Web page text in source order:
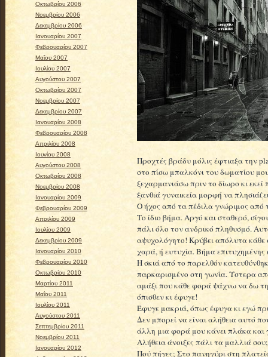
Οκτωβρίου 2006
Νοεμβρίου 2006
Δεκεμβρίου 2006
Ιανουαρίου 2007
Φεβρουαρίου 2007
Μαΐου 2007
Ιουλίου 2007
Αυγούστου 2007
Οκτωβρίου 2007
Νοεμβρίου 2007
Δεκεμβρίου 2007
Ιανουαρίου 2008
Φεβρουαρίου 2008
Απριλίου 2008
Ιουνίου 2008
Αυγούστου 2008
Οκτωβρίου 2008
Νοεμβρίου 2008
Ιανουαρίου 2009
Φεβρουαρίου 2009
Απριλίου 2009
Ιουλίου 2009
Δεκεμβρίου 2009
Ιανουαρίου 2010
Φεβρουαρίου 2010
Οκτωβρίου 2010
Μαρτίου 2011
Μαΐου 2011
Ιουλίου 2011
Αυγούστου 2011
Σεπτεμβρίου 2011
Νοεμβρίου 2011
Ιανουαρίου 2012
Προχτές βράδυ μόλις έφτιαξα την
στο πίσω μπαλκόνι του δωματίου
ξεχαρμανιάσω πριν το δίωρο κι εκεί
ξανθιά γυναικεία μορφή να
Ο ήχος από τα πέδιλα γνώριμος από
Το ίδιο βήμα. Αργό και σταθερό,
πάλι όλο τον ανδρικό πληθυσμό.
αψυχολόγητο! Κρύβει απόλυτα κάθε
χαρά, ή ευτυχία. Βήμα επιτυχημένης
Η σκιά από το παρελθόν
παρκαρισμένο στη γωνία. Ύστερα
αμάξι που κάθε φορά ψάχνω να δω
όπισθεν κι έφυγε!
Έφυγε μακριά, όπως έφυγα κι εγώ
Δεν μπορεί να είναι αλήθεια αυτό
άλλη μια φορά μου κάνει πλάκα
Αλήθεια άνοιξες πάλι τα μαλλιά
Πού πήγες; Στο πανηγύρι στη